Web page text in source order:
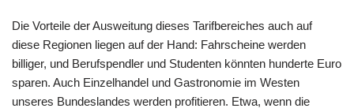
Die Vorteile der Ausweitung dieses Tarifbereiches auch auf
diese Regionen liegen auf der Hand: Fahrscheine werden
billiger, und Berufspendler und Studenten könnten hunderte Euro
sparen. Auch Einzelhandel und Gastronomie im Westen
unseres Bundeslandes werden profitieren. Etwa, wenn die